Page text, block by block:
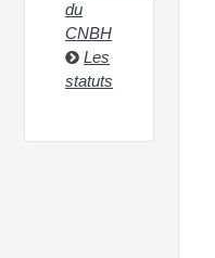
du
CNBH
Les
statuts